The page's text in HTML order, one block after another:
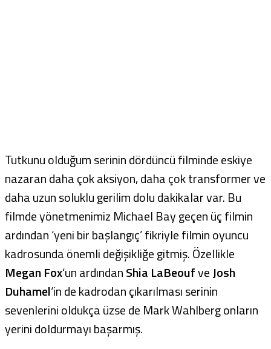
Tutkunu olduğum serinin dördüncü filminde eskiye
nazaran daha çok aksiyon, daha çok transformer ve
daha uzun soluklu gerilim dolu dakikalar var. Bu
filmde yönetmenimiz Michael Bay geçen üç filmin
ardından ‘yeni bir başlangıç’ fikriyle filmin oyuncu
kadrosunda önemli değişikliğe gitmiş. Özellikle
Megan Fox‘un ardındanShia LaBeoufveJosh
Duhamel‘in de kadrodan çıkarılması serinin
sevenlerini oldukça üzse de Mark Wahlberg onların
yerini doldurmayı başarmış.